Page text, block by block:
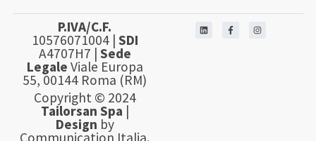
P.IVA/C.F.
10576071004 | SDI
A4707H7 | Sede
Legale Viale Europa
55, 00144 Roma (RM)
Copyright © 2024
Tailorsan Spa |
Design by
Communication Italia.